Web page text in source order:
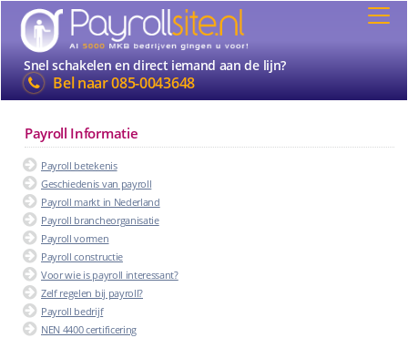
Snel schakelen en direct iemand aan de lijn?
Bel naar085-0043648
Payroll Informatie
Payroll betekenis
Geschiedenis van payroll
Payroll markt in Nederland
Payroll brancheorganisatie
Payroll vormen
Payroll constructie
Voor wie is payroll interessant?
Zelf regelen bij payroll?
Payroll bedrijf
NEN 4400 certificering